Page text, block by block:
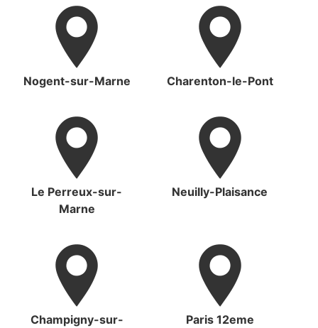
Nogent-sur-Marne Charenton-le-Pont
Le Perreux-sur-
Marne
Neuilly-Plaisance
Champigny-sur-
Paris 12eme